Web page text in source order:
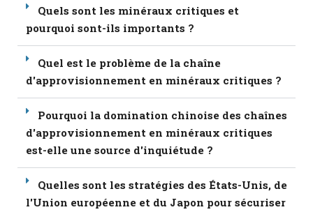
Quels sont les minéraux critiques et
pourquoi sont-ils importants ?
Quel est le problème de la chaîne
d'approvisionnement en minéraux critiques ?
Pourquoi la domination chinoise des chaînes
d'approvisionnement en minéraux critiques
est-elle une source d'inquiétude ?
Quelles sont les stratégies des États-Unis, de
l'Union européenne et du Japon pour sécuriser